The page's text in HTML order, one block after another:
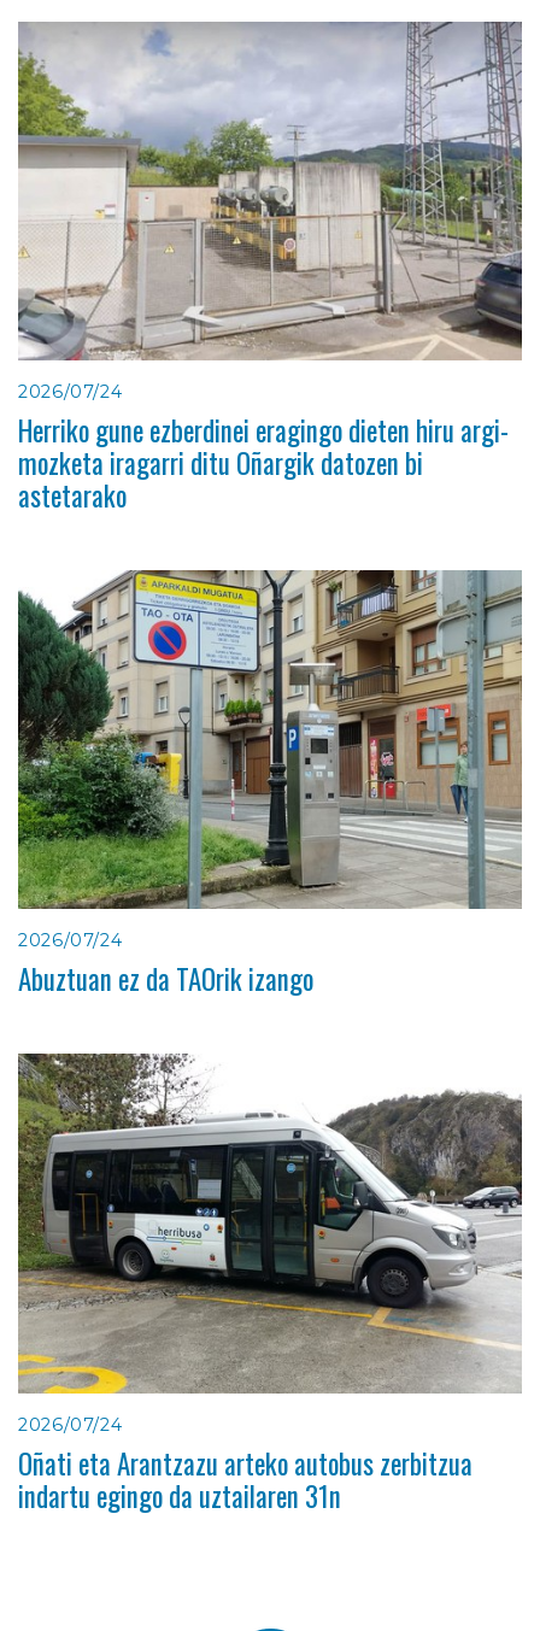
2026/07/24
Herriko gune ezberdinei eragingo dieten hiru argi-
mozketa iragarri ditu Oñargik datozen bi
astetarako
2026/07/24
Abuztuan ez da TAOrik izango
2026/07/24
Oñati eta Arantzazu arteko autobus zerbitzua
indartu egingo da uztailaren 31n